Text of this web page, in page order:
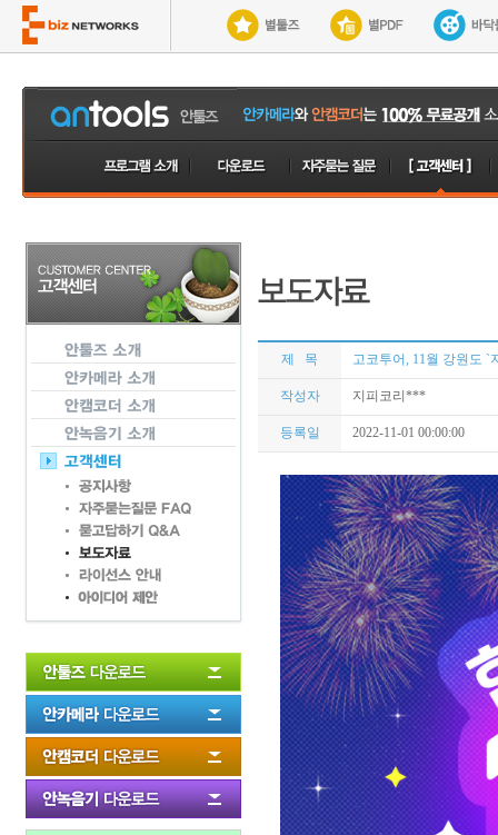
제 목 고코투어, 11월 강원도 `
작성자 지피코리***
등록일 2022-11-01 00:00:00